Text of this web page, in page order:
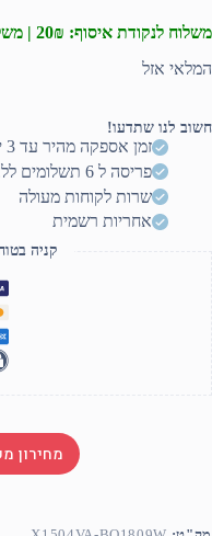
משלוח לנקודת איסוף: 20₪ | משלוח עד הבית: 50₪
המלאי אזל
חשוב לנו שתדעו!
זמן אספקה מהיר עד 3 ימי עסקים
פריסה ל 6 תשלומים ללא ריבית (יותר? דברו איתנו)
שרות לקוחות מעולה
אחריות רשמית
קניה
מחירון